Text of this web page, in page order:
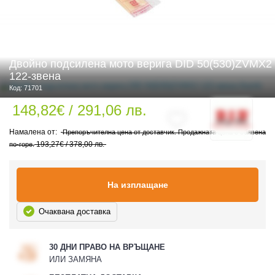
Двойно подсилена мото верига DID 50(530)ZVMX2
122-звена
Код: 71701
148,82€ / 291,06 лв.
Препоръчителна цена от доставчик. Продажната цена е обявена
по-горе. 193,27€ / 378,00 лв.
На изплащане
Очаквана доставка
30 ДНИ ПРАВО НА ВРЪЩАНЕ
ИЛИ ЗАМЯНА